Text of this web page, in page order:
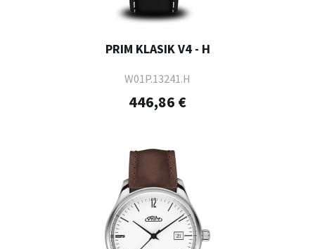
PRIM KLASIK V4 - H
W01P.13241.H
446,86 €